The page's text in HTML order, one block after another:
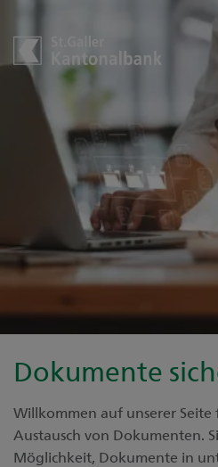
Dokumente
Willkommen auf unserer Seite
Austausch von Dokumenten.
Möglichkeit, Dokumente in